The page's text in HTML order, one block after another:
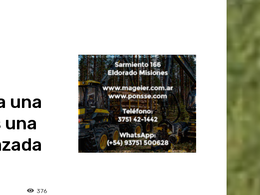
una
una
376